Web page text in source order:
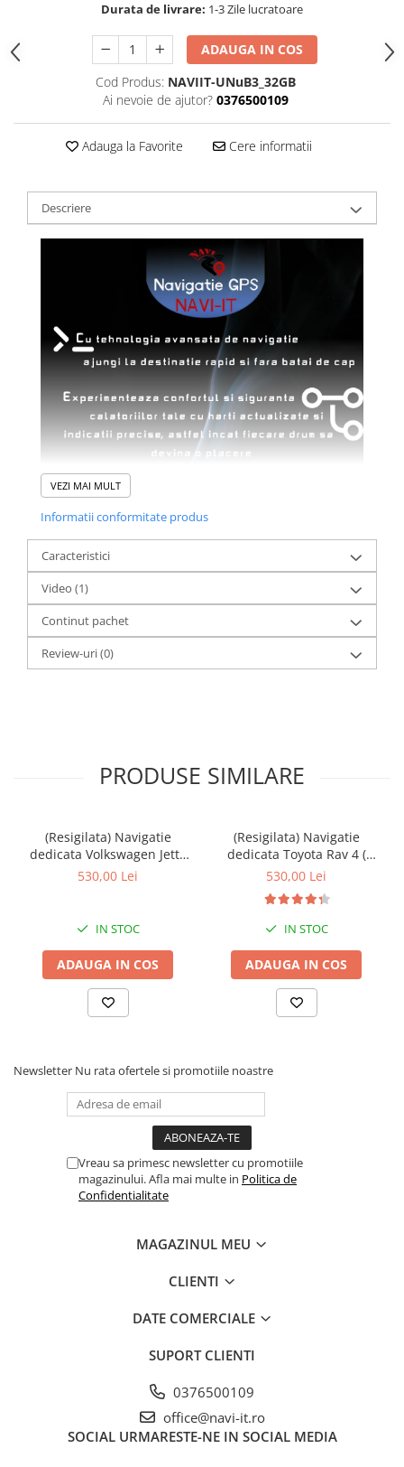
Durata de livrare: 1-3 Zile lucratoare
ADAUGA IN COS
Cod Produs: NAVIIT-UNuB3_32GB
Ai nevoie de ajutor? 0376500109
Adauga la Favorite Cere informatii
Descriere
VEZI MAI MULT
Informatii conformitate produs
Caracteristici
Video (1)
Continut pachet
Review-uri(0)
PRODUSE SIMILARE
(Resigilata) Navigatie
dedicata Volkswagen Jetta
IV 2011 - 2018, 2GB RAM
Carplay, Android 14,
Suport
530,00 Lei
IN STOC
ADAUGA IN COS
(Resigilata) Navigatie
dedicata Toyota Rav 4 (
2007 - 2013 ), 2GB RAM
Display 9" IPS Full HD,
Carplay, Android 13,
Suport came
530,00 Lei
IN STOC
ADAUGA IN COS
Newsletter Nu rata ofertele si promotiile noastre
Vreau sa primesc newsletter cu promotiile
magazinului. Afla mai multe in Politica de
Confidentialitate
MAGAZINUL MEU
CLIENTI
DATE COMERCIALE
SUPORT CLIENTI
0376500109
office@navi-it.ro
SOCIAL URMARESTE-NE IN SOCIAL MEDIA